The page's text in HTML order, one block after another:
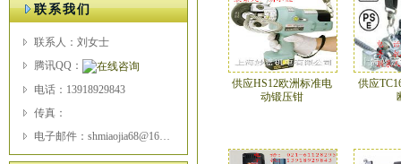
联系我们
联系人：刘女士
腾讯QQ：
电话：13918929843
传真：
电子邮件：shmiaojia68@163.com
供应HS12欧洲标准电
动锻压钳
供应